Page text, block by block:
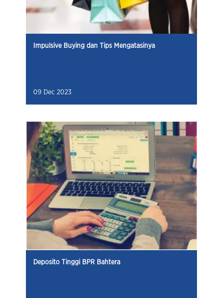
Impulsive Buying dan Tips Mengatasinya
09 Dec 2023
Deposito Tinggi BPR Bahtera